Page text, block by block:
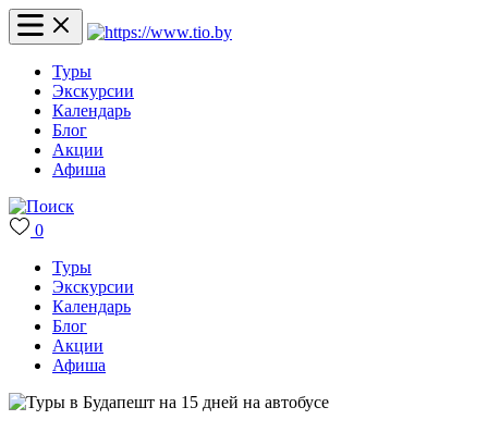
Туры
Экскурсии
Календарь
Блог
Акции
Афиша
0
Туры
Экскурсии
Календарь
Блог
Акции
Афиша